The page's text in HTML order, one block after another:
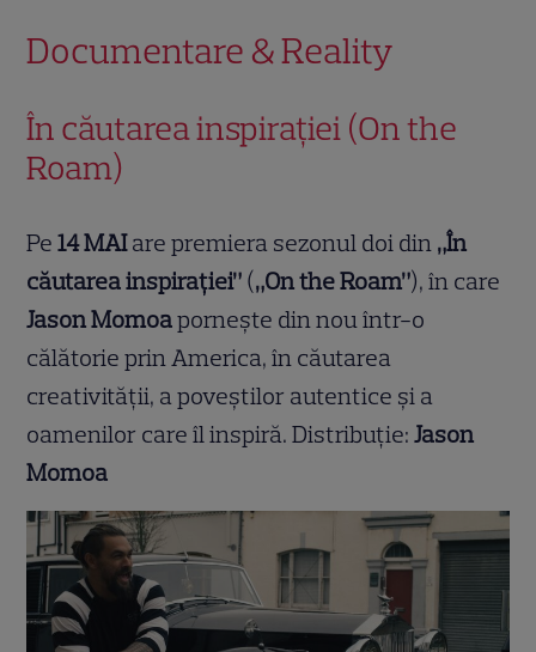
Documentare & Reality
În căutarea inspirației (On the
Roam)
Pe14 MAIare premiera sezonul doi din „În
căutarea inspirației” („On the Roam”), în care
Jason Momoapornește din nou într-o
călătorie prin America, în căutarea
creativității, a poveștilor autentice și a
oamenilor care îl inspiră. Distribuție:Jason
Momoa